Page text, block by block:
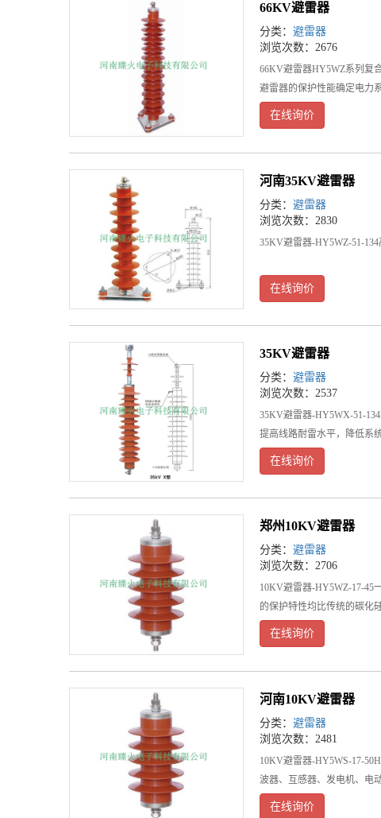
66KV避雷器
分类： 避雷器
浏览次数：2676
66KV避雷器HY5WZ系列复
避雷器的保护性能确定电力
在线询价
河南35KV避雷器
分类： 避雷器
浏览次数：2830
35KV避雷器-HY5WZ-51-
在线询价
35KV避雷器
分类： 避雷器
浏览次数：2537
35KV避雷器-HY5WX-51-
提高线路耐雷水平，降低系
在线询价
郑州10KV避雷器
分类： 避雷器
浏览次数：2706
10KV避雷器-HY5WZ-17-45
的保护特性均比传统的碳化
在线询价
河南10KV避雷器
分类： 避雷器
浏览次数：2481
10KV避雷器-HY5WS-17-
波器、互感器、发电机、电
在线询价